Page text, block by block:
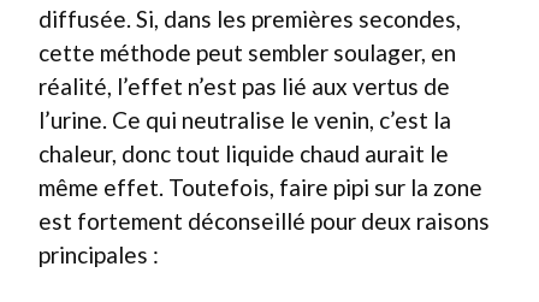
diffusée. Si, dans les premières secondes,
cette méthode peut sembler soulager, en
réalité, l’effet n’est pas lié aux vertus de
l’urine. Ce qui neutralise le venin, c’est la
chaleur, donc tout liquide chaud aurait le
même effet. Toutefois, faire pipi sur la zone
est fortement déconseillé pour deux raisons
principales :